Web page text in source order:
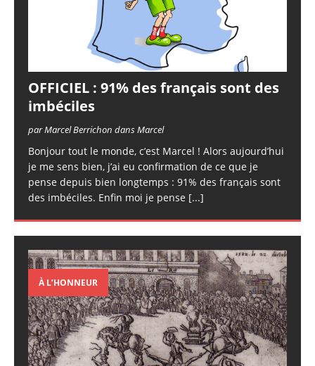
OFFICIEL : 91% des français sont des
imbéciles
par Marcel Berrichon dans Marcel
Bonjour tout le monde, c’est Marcel ! Alors aujourd’hui
je me sens bien, j’ai eu confirmation de ce que je
pense depuis bien longtemps : 91% des français sont
des imbéciles. Enfin moi je pense [...]
À L’HONNEUR